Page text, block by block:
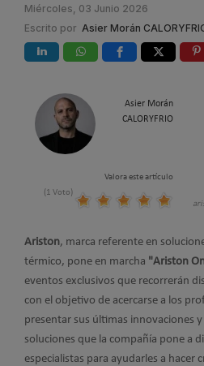
Miércoles, 03 Junio 2026
Escrito por Asier Morán
Asier Morán
CALORYFRIO
Valora este artículo
(1 Voto)
Ariston, marca referente en
térmico, pone en marcha "Ariston
eventos exclusivos que recorrerán
con el objetivo de acercarse a los
presentar sus últimas innovaciones
soluciones que la compañía pone a
especialistas para ayudarles a hacer